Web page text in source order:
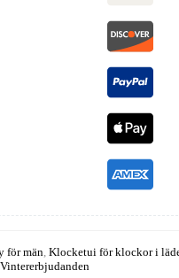
för män Klocketui för klockor i
Vintererbjudanden